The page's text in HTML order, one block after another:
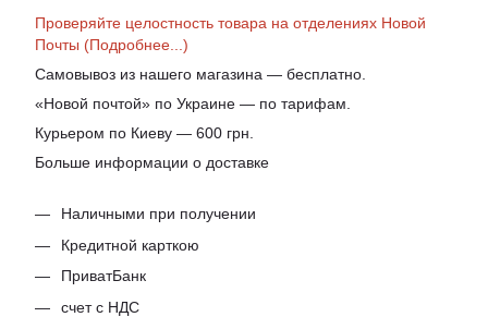
Проверяйте целостность товара на отделениях Новой
Почты (Подробнее...)
Самовывоз из нашего магазина — бесплатно.
«Новой почтой» по Украине — по тарифам.
Курьером по Киеву — 600 грн.
Больше информации о доставке
Наличными при получении
Кредитной карткою
ПриватБанк
счет с НДС